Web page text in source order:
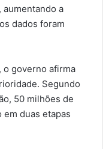
a
dados foram
o governo afirma
Segundo
50 milhões de
duas etapas